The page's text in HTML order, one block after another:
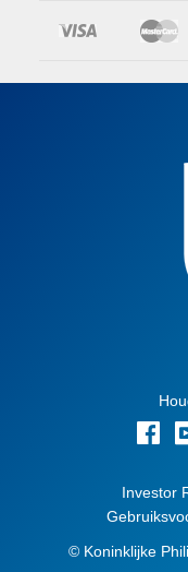
Investor
© Koninklijke